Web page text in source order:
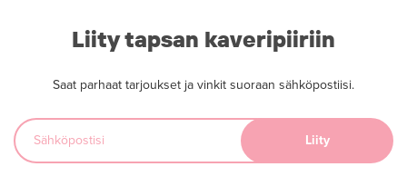
Liity tapsan kaveripiiriin
Saat parhaat tarjoukset ja vinkit suoraan sähköpostiisi.